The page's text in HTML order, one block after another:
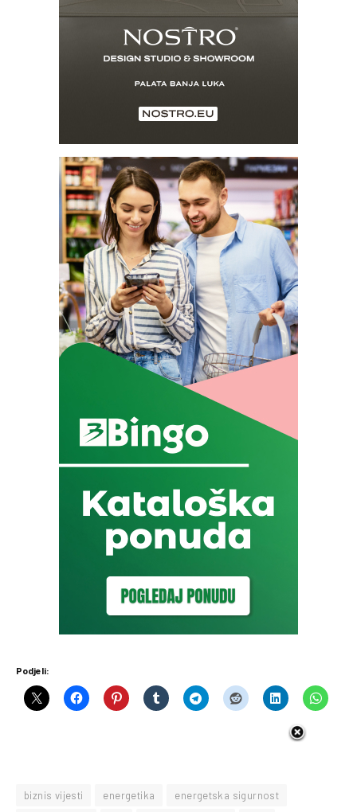
Podjeli:
biznis vijesti energetika energetska sigurnost